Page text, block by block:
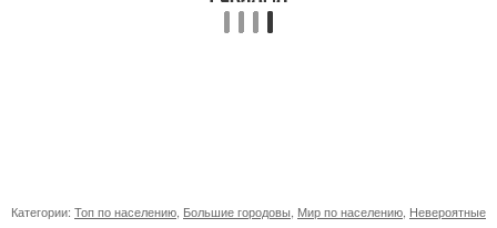
Категории: Топ по населению Большие городовы Мир по населению Невероятные